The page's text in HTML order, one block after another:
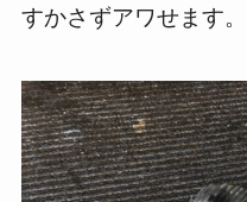
すかさずアワせます。